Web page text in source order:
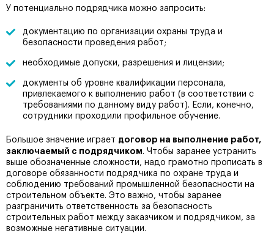
У потенциально подрядчика можно запросить:
документацию по организации охраны труда и
безопасности проведения работ;
необходимые допуски, разрешения и лицензии;
документы об уровне квалификации персонала,
привлекаемого к выполнению работ (в соответствии с
требованиями по данному виду работ). Если, конечно,
сотрудники проходили профильное обучение.
Большое значение играет договор на выполнение работ,
заключаемый с подрядчиком. Чтобы заранее устранить
выше обозначенные сложности, надо грамотно прописать в
договоре обязанности подрядчика по охране труда и
соблюдению требований промышленной безопасности на
строительном объекте. Это важно, чтобы заранее
разграничить ответственность за безопасность
строительных работ между заказчиком и подрядчиком, за
возможные негативные ситуации.